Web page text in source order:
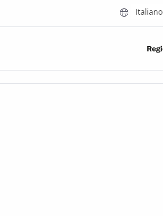
Italiano